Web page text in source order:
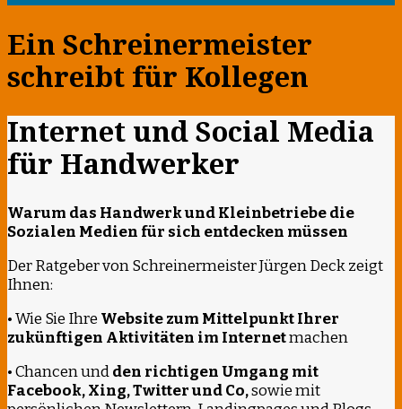
Ein Schreinermeister
schreibt für Kollegen
Internet und Social Media
für Handwerker
Warum das Handwerk und Kleinbetriebe die
Sozialen Medien für sich entdecken müssen
Der Ratgeber von Schreinermeister Jürgen Deck zeigt
Ihnen:
• Wie Sie Ihre Website zum Mittelpunkt Ihrer
zukünftigen Aktivitäten im Internetmachen
• Chancen undden richtigen Umgang mit
Facebook, Xing, Twitter und Co,sowie mit